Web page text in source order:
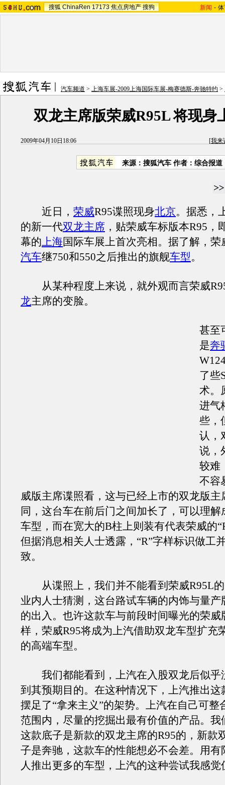
搜狐 ChinaRen 17173 焦点房地产 搜狗 新闻 -
汽车频道 > 上海车展-2009上海国际车展-梅赛德斯-奔驰特约 >
双龙主席版荣威R95L 将现身
2009年04月10日18:06 [我来
来源：搜狐汽车 作者：综合报道
近日， 荣威R95谍照现身北京。据悉，
的新一代双龙主席 ，贴荣威车标版本R95，
幕的上海国际车展上首次亮相。据了解，荣
汽车继750和550之后推出的旗舰车型。
从某种程度上来说，就外观而言荣威
龙主席的变脸。
甚至
是奔
了些
术。
进气
些，
认，
说，
较难
不容
威版主席谍照看，这与已经上市的双龙版主
同，这台车在前后门之间加长了，可以理解
车型，而在宽大的B柱上则装有代表荣威的
但据消息相关人士透露，“R”字样标识做工
致。
从谍照上，我们并不能看到荣威R95L的
业内人士猜测，这台路试车辆的内饰与量产
的出入。也许这款车与前段时间曝光的荣威
样，荣威R95将成为上汽借助双龙车型扩充
的高端车型。
我们都能看到，上汽在入股双龙后似乎
到其预期目的。在这种情况下，上汽推出这
摆足了“拿来主义”的架势。上汽在自己可整
范围内，尽量的挖掘出最有价值的产品。我
这款底子是新款的双龙主席的R95的，新款
子是奔驰，这款车的性能想必不会差。用有
人推出更多的车型，上汽的这种尝试我感觉